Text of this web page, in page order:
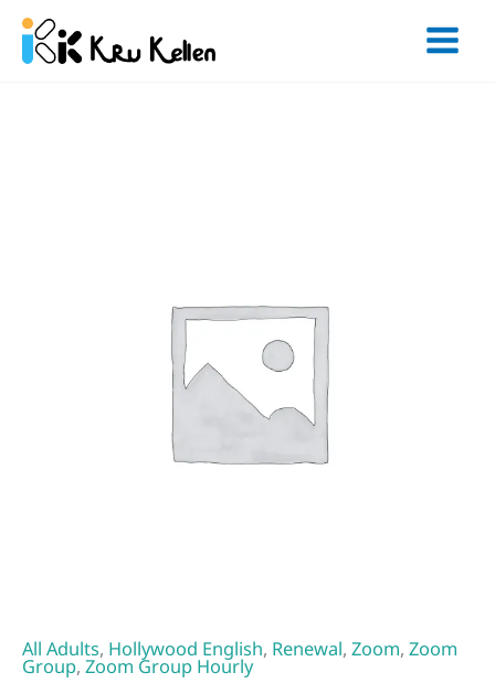
Skip
content
All Adults, Hollywood English, Renewal, Zoom, Zoom
Group, Zoom Group Hourly